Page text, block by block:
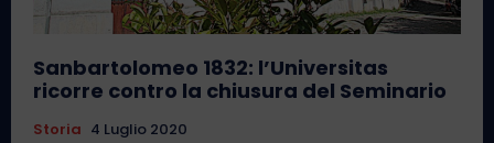
Sanbartolomeo 1832: l’Universitas
ricorre contro la chiusura del Seminario
Storia 4 Luglio 2020